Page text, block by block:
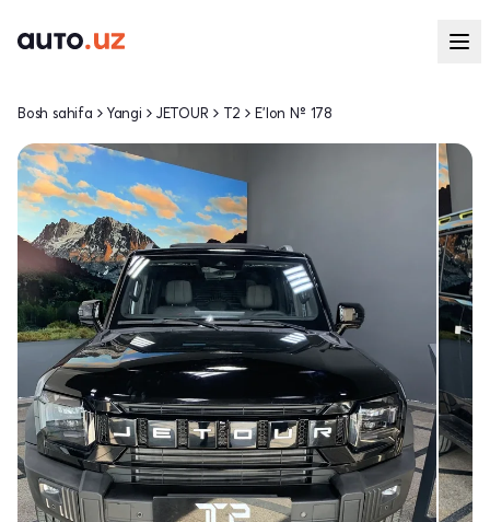
Bosh sahifa Yangi JETOUR T2 E'lon № 178